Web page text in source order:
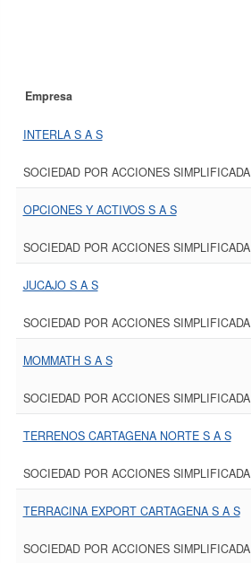
Empresa
INTERLA S A S
SOCIEDAD POR ACCIONES SIMPLIFICADA
OPCIONES Y ACTIVOS S A S
SOCIEDAD POR ACCIONES SIMPLIFICADA
JUCAJO S A S
SOCIEDAD POR ACCIONES SIMPLIFICADA
MOMMATH S A S
SOCIEDAD POR ACCIONES SIMPLIFICADA
TERRENOS CARTAGENA NORTE S A S
SOCIEDAD POR ACCIONES SIMPLIFICADA
TERRACINA EXPORT CARTAGENA S A S
SOCIEDAD POR ACCIONES SIMPLIFICADA